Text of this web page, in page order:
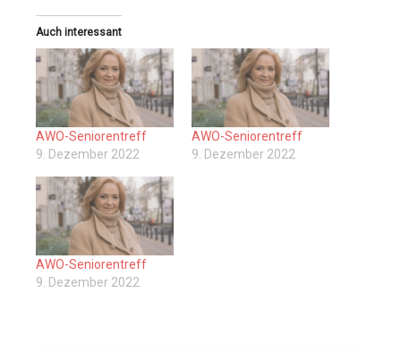
Auch interessant
AWO-Seniorentreff
9. Dezember 2022
AWO-Seniorentreff
9. Dezember 2022
AWO-Seniorentreff
9. Dezember 2022